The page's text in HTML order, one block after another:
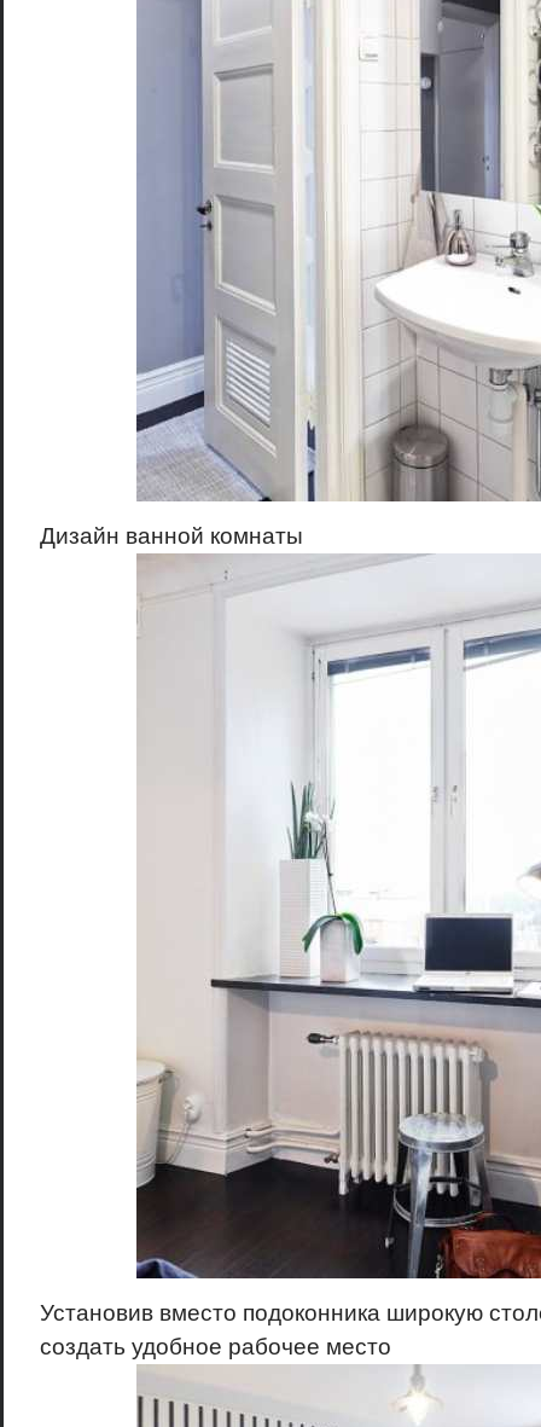
Дизайн ванной комнаты
Установив вместо подоконника широкую
создать удобное рабочее место